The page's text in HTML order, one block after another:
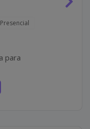
Presencial
para